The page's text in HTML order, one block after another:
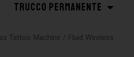
TRUCCO PERMANENTE
Tattoo Machine / Fluid Wireless